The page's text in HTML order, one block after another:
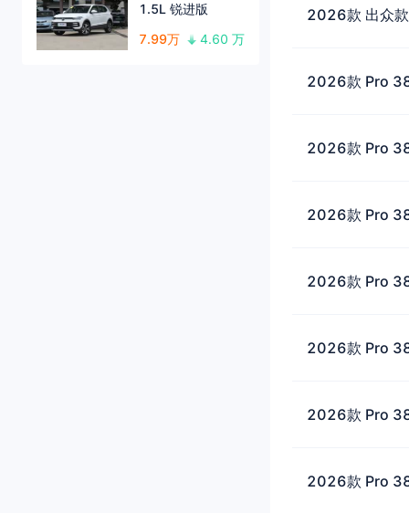
1.5L 锐进版
7.99万
4.60 万
2026款 出众
2026款 Pro
2026款 Pro
2026款 Pro
2026款 Pro
2026款 Pro
2026款 Pro
2026款 Pro